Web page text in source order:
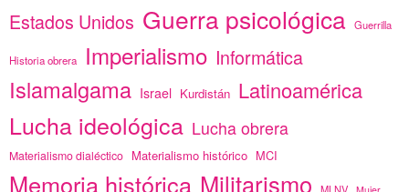
Estados Unidos Guerra psicológica Guerrilla
Historia obrera Imperialismo Informática
Islamalgama Israel Kurdistán Latinoamérica
Lucha ideológica Lucha obrera
Materialismo dialéctico Materialismo histórico MCI
Memoria histórica Militarismo